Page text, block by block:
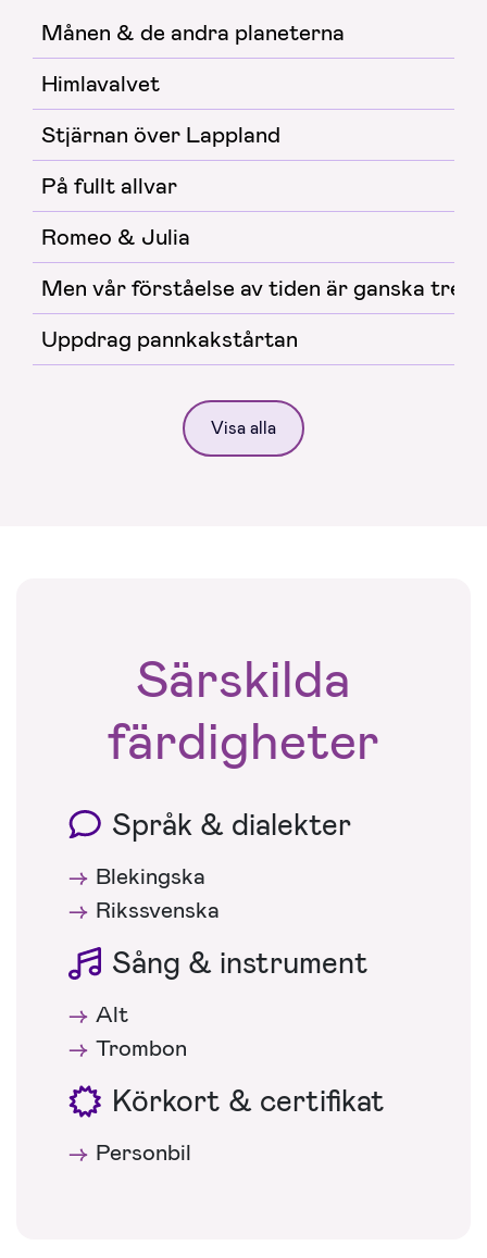
Månen & de andra planeterna
Himlavalvet
Stjärnan över Lappland
På fullt allvar
Romeo & Julia
Men vår förståelse av tiden är ganska
Uppdrag pannkakstårtan
Visa alla
Särskilda
färdigheter
Språk & dialekter
Blekingska
Rikssvenska
Sång & instrument
Alt
Trombon
Körkort & certifikat
Personbil